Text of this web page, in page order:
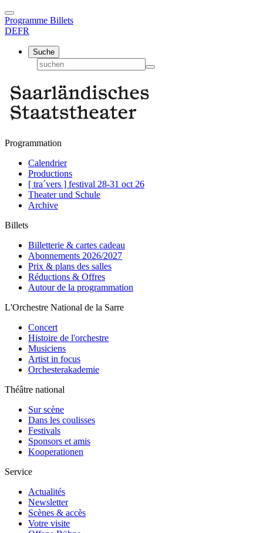
Programme Billets
DEFR
Suche
Programmation
Calendrier
Productions
[ tra´vers ] festival 28-31 oct 26
Theater und Schule
Archive
Billets
Billetterie & cartes cadeau
Abonnements 2026/2027
Prix & plans des salles
Réductions & Offres
Autour de la programmation
L'Orchestre National de la Sarre
Concert
Histoire de l'orchestre
Musiciens
Artist in focus
Orchesterakademie
Théâtre national
Sur scène
Dans les coulisses
Festivals
Sponsors et amis
Kooperationen
Service
Actualités
Newsletter
Scènes & accès
Votre visite